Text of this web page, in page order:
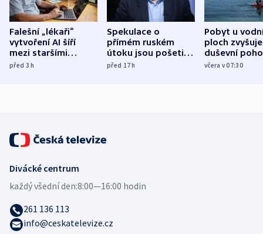
Falešní „lékaři“
vytvoření AI šíří
mezi staršími
Poláky nebezpečné
před 3h
Spekulace o
přímém ruském
útoku jsou pošetilé,
míní estonský
před 17h
Pobyt u
ploch zvyšuje
duševní
ukázala
včera v 07:30
Divácké centrum
každý všední den:8:00—16:00 hodin
261 136 113
info@ceskatelevize.cz